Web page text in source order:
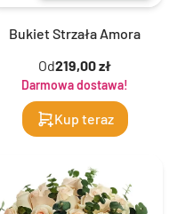
Bukiet Strzała Amora
Od219,00 zł
Darmowa dostawa!
Kup teraz